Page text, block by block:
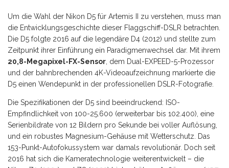
Um die Wahl der Nikon D5 für Artemis II zu verstehen, muss man
die Entwicklungsgeschichte dieser Flaggschiff-DSLR betrachten.
Die D5 folgte 2016 auf die legendäre D4 (2012) und stellte zum
Zeitpunkt ihrer Einführung ein Paradigmenwechsel dar. Mit ihrem
20,8-Megapixel-FX-Sensor , dem Dual-EXPEED-5-Prozessor
und der bahnbrechenden 4K-Videoaufzeichnung markierte die
D5 einen Wendepunkt in der professionellen DSLR-Fotografie.
Die Spezifikationen der D5 sind beeindruckend: ISO-
Empfindlichkeit von 100-25.600 (erweiterbar bis 102.400), eine
Serienbildrate von 12 Bildern pro Sekunde bei voller Auflösung,
und ein robustes Magnesium-Gehäuse mit Wetterschutz. Das
153-Punkt-Autofokussystem war damals revolutionär. Doch seit
2016 hat sich die Kameratechnologie weiterentwickelt – die